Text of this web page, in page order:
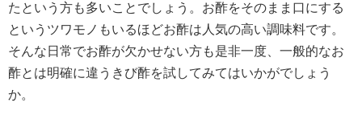
たという方も多いことでしょう。お酢をそのまま口にする
というツワモノもいるほどお酢は人気の高い調味料です。
そんな日常でお酢が欠かせない方も是非一度、一般的なお
酢とは明確に違うきび酢を試してみてはいかがでしょう
か。